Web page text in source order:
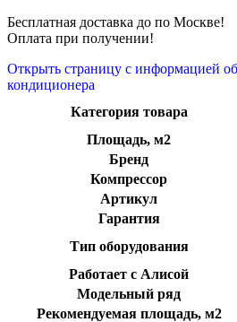
Бесплатная доставка до по Москве!
Оплата при получении!
Открыть страницу с информацией
кондиционера
Категория товара
Площадь, м2
Бренд
Компрессор
Артикул
Гарантия
Тип оборудования
Работает с Алисой
Модельный ряд
Рекомендуемая площадь, м2